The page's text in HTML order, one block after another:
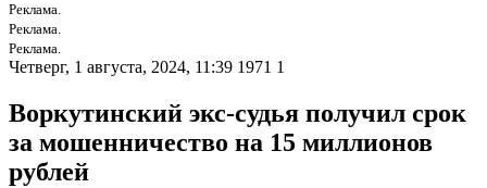
Реклама.
Реклама.
Реклама.
Четверг, 1 августа, 2024, 11:39 1971 1
Воркутинский экс-судья получил срок
за мошенничество на 15 миллионов
рублей